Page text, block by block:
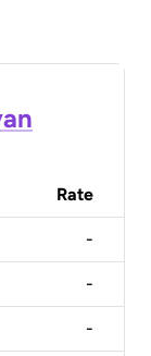
Rate
-
-
-